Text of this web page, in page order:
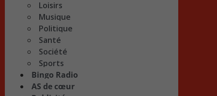
Loisirs
Musique
Politique
Santé
Société
Sports
Bingo Radio
AS de cœur